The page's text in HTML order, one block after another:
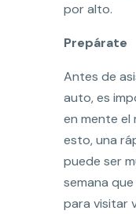
por alto.
Prepárate
Antes de
auto, es
en mente el
esto, una
puede ser
semana
para visitar